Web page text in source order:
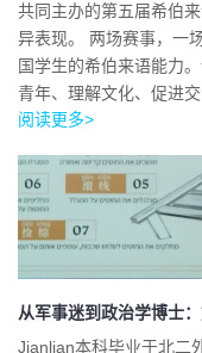
共同主办的第五届希伯
异表现。 两场赛事，一
国学生的希伯来语能力
青年、理解文化、促进交
阅读更多>
从军事迷到政治学博士
Jianlian本科毕业于北二